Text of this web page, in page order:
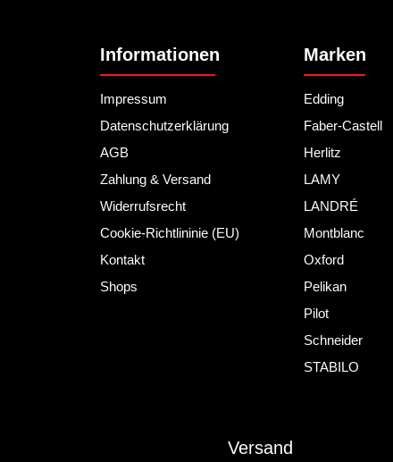
Informationen
Impressum
Datenschutzerklärung
AGB
Zahlung & Versand
Widerrufsrecht
Cookie-Richtlininie (EU)
Kontakt
Shops
Marken
Edding
Faber-Castell
Herlitz
LAMY
LANDRÉ
Montblanc
Oxford
Pelikan
Pilot
Schneider
STABILO
Versand